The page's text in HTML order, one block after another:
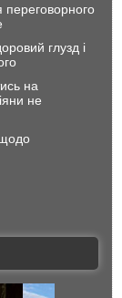
переговорного
глузд і
на
не